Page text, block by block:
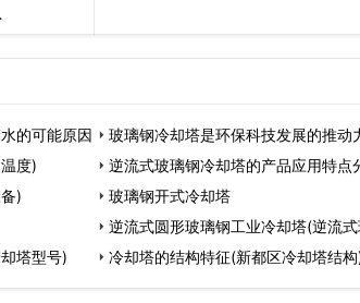
的可能原因
玻璃钢冷却塔是环保科技发展的推动
度)
逆流式玻璃钢冷却塔的产品应用特点
冷
)
玻璃钢开式冷却塔
逆流式圆形玻璃钢工业冷却塔(逆流
塔型号)
冷却塔的结构特征(新都区冷却塔结构